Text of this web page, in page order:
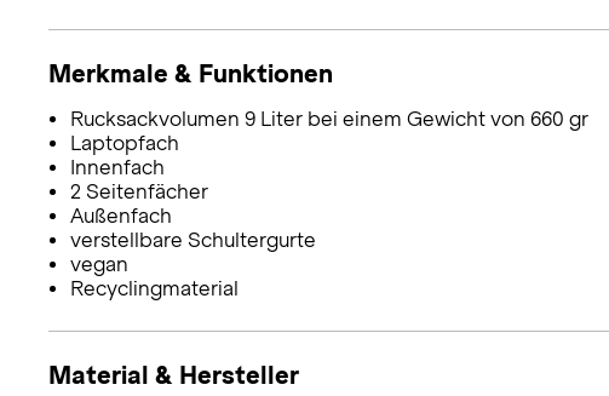
Merkmale & Funktionen
Rucksackvolumen 9 Liter bei einem Gewicht von 660 gr
Laptopfach
Innenfach
2 Seitenfächer
Außenfach
verstellbare Schultergurte
vegan
Recyclingmaterial
Material & Hersteller